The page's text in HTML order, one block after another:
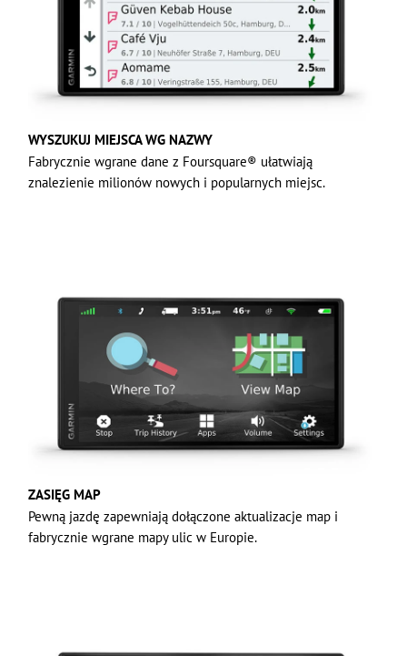
WYSZUKUJ MIEJSCA WG NAZWY
Fabrycznie wgrane dane z Foursquare® ułatwiają
znalezienie milionów nowych i popularnych miejsc.
ZASIĘG MAP
Pewną jazdę zapewniają dołączone aktualizacje map i
fabrycznie wgrane mapy ulic w Europie.